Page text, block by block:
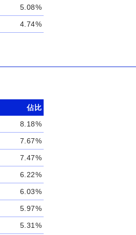
5.08%
4.74%
佔比
8.18%
7.67%
7.47%
6.22%
6.03%
5.97%
5.31%